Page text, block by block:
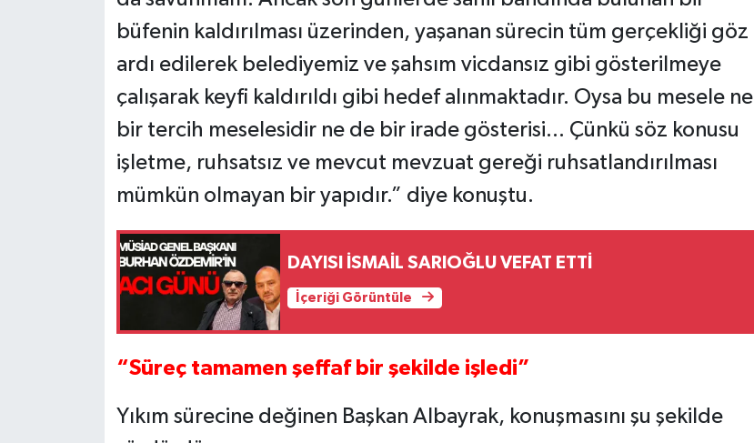
büfenin kaldırılması üzerinden, yaşanan sürecin tüm gerçekliği göz
ardı edilerek belediyemiz ve şahsım vicdansız gibi gösterilmeye
çalışarak keyfi kaldırıldı gibi hedef alınmaktadır. Oysa bu mesele ne
bir tercih meselesidir ne de bir irade gösterisi... Çünkü söz konusu
işletme, ruhsatsız ve mevcut mevzuat gereği ruhsatlandırılması
mümkün olmayan bir yapıdır.” diye konuştu.
DAYISI İSMAİL SARIOĞLU VEFAT ETTİ
İçeriği Görüntüle
“Süreç tamamen şeffaf bir şekilde işledi”
Yıkım sürecine değinen Başkan Albayrak, konuşmasını şu şekilde